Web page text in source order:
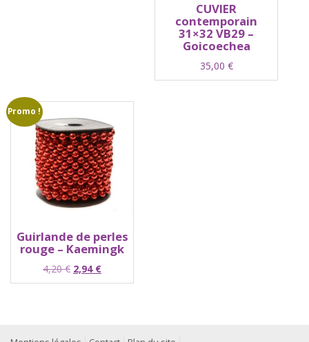
CUVIER
contemporain
31×32 VB29 –
Goicoechea
35,00 €
Promo !
Guirlande de perles
rouge – Kaemingk
4,20€ Le
prix
2,94 €Le
prix